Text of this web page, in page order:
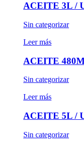
ACEITE 3L /
Sin categorizar
Leer más
ACEITE
Sin categorizar
Leer más
ACEITE 5L /
Sin categorizar